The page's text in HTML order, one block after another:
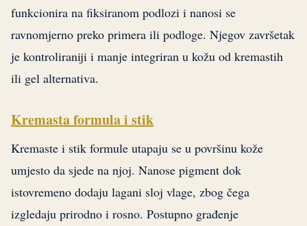
funkcionira na fiksiranom podlozi i nanosi se
ravnomjerno preko primera ili podloge. Njegov završetak
je kontroliraniji i manje integriran u kožu od kremastih
ili gel alternativa.
Kremasta formula i stik
Kremaste i stik formule utapaju se u površinu kože
umjesto da sjede na njoj. Nanose pigment dok
istovremeno dodaju lagani sloj vlage, zbog čega
izgledaju prirodno i rosno. Postupno građenje